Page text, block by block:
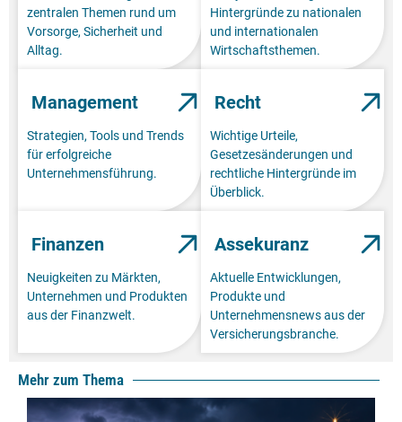
zentralen Themen rund um
Vorsorge, Sicherheit und
Alltag.
Hintergründe zu nationalen
und internationalen
Wirtschaftsthemen.
Management
Strategien, Tools und Trends
für erfolgreiche
Unternehmensführung.
Recht
Wichtige Urteile,
Gesetzesänderungen und
rechtliche Hintergründe im
Überblick.
Finanzen
Neuigkeiten zu Märkten,
Unternehmen und Produkten
aus der Finanzwelt.
Assekuranz
Aktuelle Entwicklungen,
Produkte und
Unternehmensnews aus der
Versicherungsbranche.
Mehr zum Thema